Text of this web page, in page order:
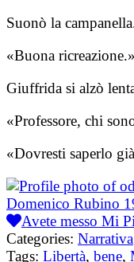
Suonò la
«Buona ricreazione.»
Giuffrida si alzò
«Professore, chi
«Dovresti saperlo
Domenico Rubino
Avete messo Mi
Categories: Narrativa
Tags: Libertà, bene,